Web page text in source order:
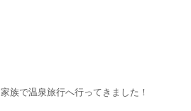
家族で温泉旅行へ行ってきました！